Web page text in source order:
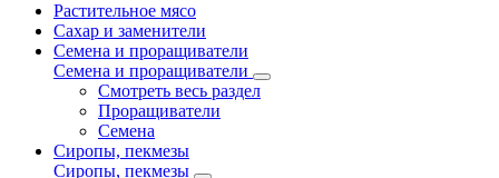
Растительное мясо
Сахар и заменители
Семена и проращиватели
Семена и проращиватели
Смотреть весь раздел
Проращиватели
Семена
Сиропы, пекмезы
Сиропы, пекмезы